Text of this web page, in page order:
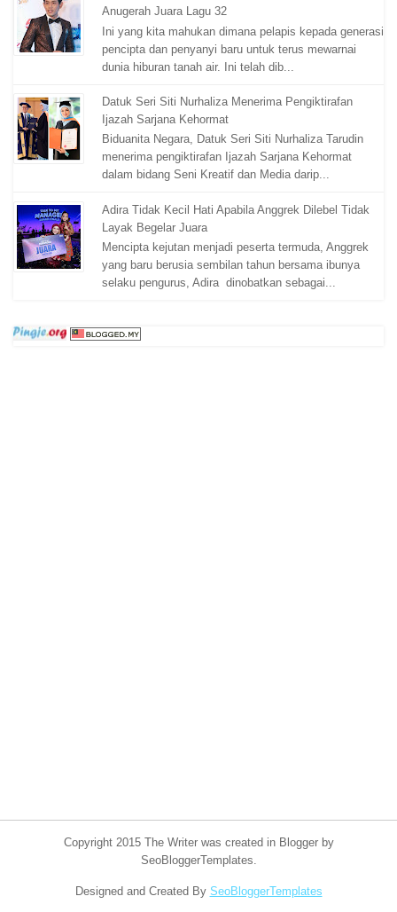
Anugerah Juara Lagu 32
Ini yang kita mahukan dimana pelapis kepada generasi
pencipta dan penyanyi baru untuk terus mewarnai
dunia hiburan tanah air. Ini telah dib...
Datuk Seri Siti Nurhaliza Menerima Pengiktirafan
Ijazah Sarjana Kehormat
Biduanita Negara, Datuk Seri Siti Nurhaliza Tarudin
menerima pengiktirafan Ijazah Sarjana Kehormat
dalam bidang Seni Kreatif dan Media darip...
Adira Tidak Kecil Hati Apabila Anggrek Dilebel Tidak
Layak Begelar Juara
Mencipta kejutan menjadi peserta termuda, Anggrek
yang baru berusia sembilan tahun bersama ibunya
selaku pengurus, Adira dinobatkan sebagai...
Copyright 2015 The Writer was created in Blogger by
SeoBloggerTemplates.
Designed and Created By SeoBloggerTemplates